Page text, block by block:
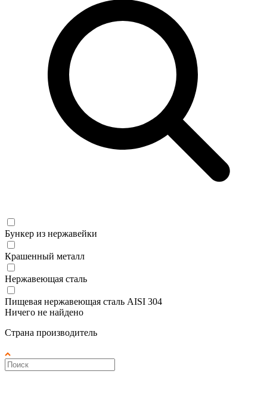
Бункер из нержавейки
Крашенный металл
Нержавеющая сталь
Пищевая нержавеющая сталь AISI 304
Ничего не найдено
Страна производитель